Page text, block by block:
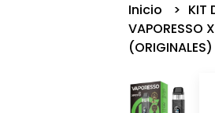
Inicio
KIT
VAPORESSO